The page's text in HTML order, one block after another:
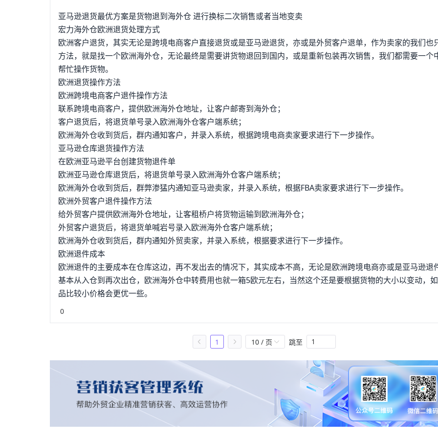
猫国际；京东全球购，B2B+进出口+自营组合就是阿里巴巴；敦煌网的跨境电商项目。三种组合进行搭配进行
品经营行为。1.2跨境电商发展中退换货问题跨境电商产品的退货率因为产品品类不同，退货率此岩平均大概在
右。退货率较高的品类是服装、玩具、鞋包类产品，退货率在10%-20%左右，相对较低的是美妆、食物等产品
在1%-3%左右。当前对于跨境电商退换货问题研究中，比较突出的问题主要针对于物流成本高、运输周期长、
明确等问题，但同时经过对相关跨境电商企业走访调查发现还有其他具体的问题，例如：退换货的质量问题，
人力成本、仓库积压、卖家弃货问题，相关政策问题，不同国家的物流对接问题。这些问题造成了卖家和买家
跨境电商消费体验度相对本土消费较差的现状，而且如果不及时进行调整和改进，对未来的跨境电商整体行业
是相当大的阻碍。2.物流退换货中的具体问题2.1B2C退换货运费成本高以小件包裹来看的话，运送1KG以下的
美国家，运费需要在100—150元之间，这对于跨境进行商品运输的商家来说，国外直邮商品的价格优势在运费
削弱了，相对成本加高，这也导致很多人选择海外代购。对于中高档奢侈品来说，使用人力成本进行运输，相
本大大削弱，由我国国内快递进行运输，以“四通一达”为例，邮费起步在8元，每增加一公斤加4元，这与上述国
成本相比具有相当强的成本优势货物产生产品质量问题之后，需要进行国际快递进行物流运输，不论是哪方承
本，都会使交易体验变差，对商家来说是销量下滑的潜在因素，对整体B2C跨境电商行业是发展的阻碍。对于我
国外的卖家来说，物流费用太高已经成为阻碍跨境电子商务最大的阻碍。不仅仅指发货，更多的是退货阶段的
验。2.2退货周期长在买家确认需要进行退货来说，根据采访不同的跨境电商企业的负责人，大致退货周期要用
右，其中包括商品国内运输阶段、集货、清关、运输、国外海关清关、国外商品集货、配送这7个环节，由于环
不可省略，造成时间相对过长的问题。这对于卖家还是买家，时间耗费太长。对中小企业来说，即使使用第三
即使可以解决发货时间问题，也无法解决单人退货问题，对整体发展是不利的。2.3B2B退货产品质量问题在出
面，小件商品通常使用航空邮件进行运输，大宗B2B商品通常以海运进行产品跨境运输。在海运中会遇到淡水雨
漏、短量、锈损、钩损、串味、混杂玷污、碰损破碎、受热受潮和包装破裂等风险，会导致货物受到以上姿猜
的损失。同时，这些由于退货物流造成无法使用的产品不论由买家还是卖家承担，势必增加企业运营成本；如
运输保险赔付，还需要进行验货等时间，对买家和卖家企业的商品周转和资金周转都会造成影响。2.4海外仓按
解决物流运输中的问题，很多企业都采用了海外仓的模式。国内外商家大多以进驻某第三方平台进行合作，保
决我国消费者商品退货问题，海外仓能够解决国外消费者购买我国产品的退货问题。海外仓在当时进行跨境电
时发挥了很重要的作用，但因其模式新颖，也有很多问题出现。目前海外仓对于退货的解决处在“接收、记录、
商品”。2.4.1人力成本高中国的人力成本长时间处于较低的水平，在欧美发达国家的人力成本居高，而退货的商
力进行查验哪些是可以二次销售的商品，在退货量较少的情况下，退货需求可以得到满足，如果退货量较多的
海外仓是没有足够的人力去进行退货查验的。对于部分商品，例如服装产品，需要重新包装进行销售；对于机
需要重新质检来进行可二次消费证明；对于其他品类产品由于其产品的特殊性和当地的法律条文，需要人工进
相对庞杂。2.4.2卖家弃货问题在商品可以进行维修和二次销售；如果货物成本比物流费用还低的情况下，卖家
择弃货。对于一些大货弃货，卖家比单个发回国内的成本降低了70%。同时对于这些商品的处理也就成问题，
这些没有办法发回国内和二次销售的产品也就成了难题。2.4.3库存周转、积压问题当一个仓库有众多商家的产
亚马逊退货最优方案是货物退到海外仓 进行换标二次销售或者当地变卖
宏力海外仓欧洲退货处理方式
欧洲客户退货，其实无论是跨境电商客户直接退货或是亚马逊退货，亦或是外贸客户退单，作为卖家的我们也
方法，就是找一个欧洲海外仓，无论最终是需要讲货物退回到国内，或是重新包装再次销售，我们都需要一个
帮忙操作货物。
欧洲退货操作方法
欧洲跨境电商客户退件操作方法
联系跨境电商客户，提供欧洲海外仓地址，让客户邮寄到海外仓；
客户退货后，将退货单号录入欧洲海外仓客户端系统；
欧洲海外仓收到货后，群内通知客户，并录入系统，根据跨境电商卖家要求进行下一步操作。
亚马逊仓库退货操作方法
在欧洲亚马逊平台创建货物退件单
欧洲亚马逊仓库退货后，将退货单号录入欧洲海外仓客户端系统；
欧洲海外仓收到货后，群弊渗猛内通知亚马逊卖家，并录入系统，根据FBA卖家要求进行下一步操作。
欧洲外贸客户退件操作方法
给外贸客户提供欧洲海外仓地址，让客租桥户将货物运输到欧洲海外仓；
外贸客户退货后，将退货单喊岩号录入欧洲海外仓客户端系统；
欧洲海外仓收到货后，群内通知外贸卖家，并录入系统，根据要求进行下一步操作。
欧洲退件成本
欧洲退件的主要成本在仓库这边，再不发出去的情况下，其实成本不高，无论是欧洲跨境电商亦或是亚马逊退
基本从入仓到再次出仓，欧洲海外仓中转费用也就一箱5欧元左右，当然这个还是要根据货物的大小以变动，
品比较小价格会更优一些。
0
1 10 / 页 跳至